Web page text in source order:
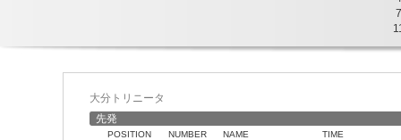
7
大分トリニータ
先発
POSITION NUMBER NAME TIME